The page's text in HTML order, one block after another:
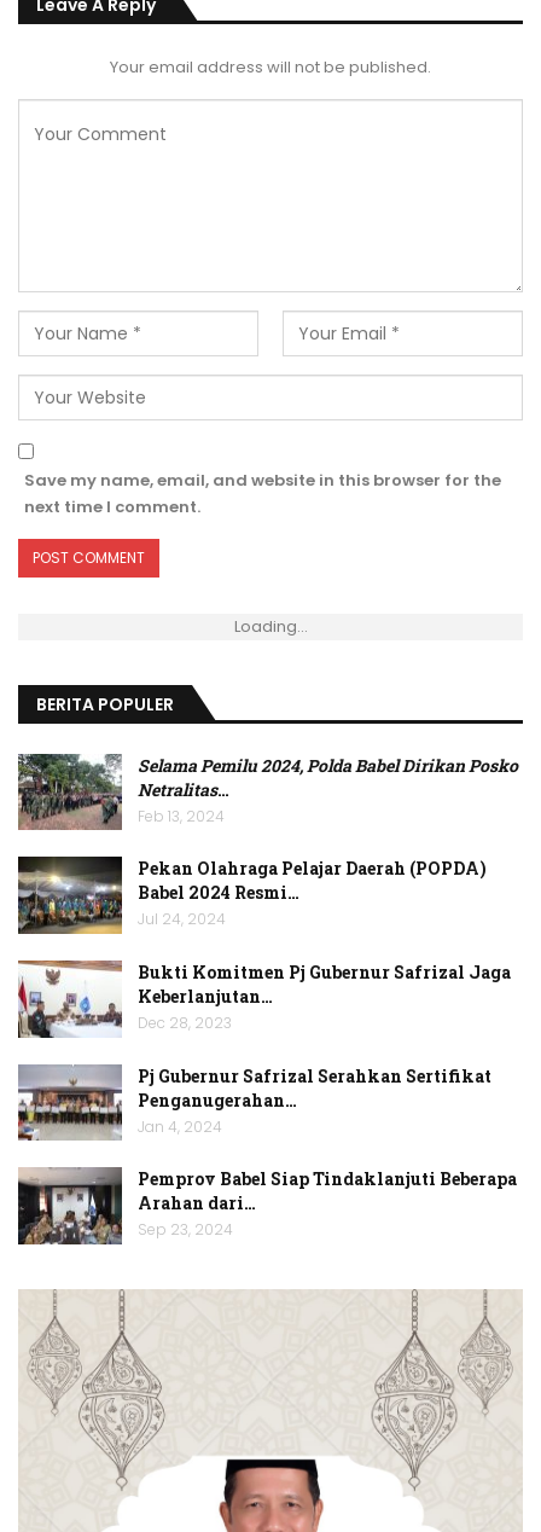
Leave A Reply
Your email address will not be published.
Save my name, email, and website in this browser for the
next time I comment.
Loading...
BERITA POPULER
Selama Pemilu 2024, Polda Babel Dirikan Posko
Netralitas…
Feb 13, 2024
Pekan Olahraga Pelajar Daerah (POPDA)
Babel 2024 Resmi…
Jul 24, 2024
Bukti Komitmen Pj Gubernur Safrizal Jaga
Keberlanjutan…
Dec 28, 2023
Pj Gubernur Safrizal Serahkan Sertifikat
Penganugerahan…
Jan 4, 2024
Pemprov Babel Siap Tindaklanjuti Beberapa
Arahan dari…
Sep 23, 2024